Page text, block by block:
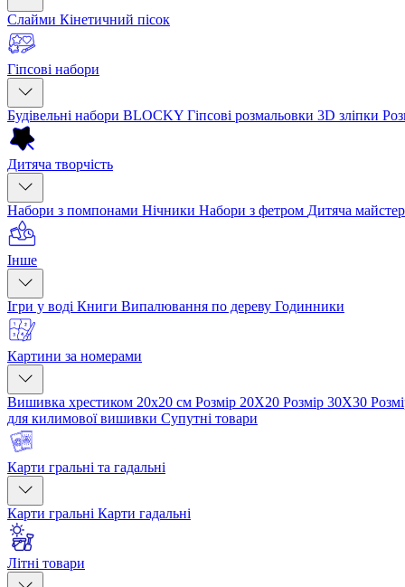
Слайми Кінетичний пісок
Гіпсові набори
Будівельні набори BLOCKY Гіпсові розмальовки 3D зліпки
Дитяча творчість
Набори з помпонами Нічники Набори з фетром Дитяча
Інше
Ігри у воді Книги Випалювання по дереву Годинники
Картини за номерами
Вишивка хрестиком 20х20 см Розмір 20Х20 Розмір 30Х30
для килимової вишивки Супутні товари
Карти гральні та гадальні
Карти гральні Карти гадальні
Літні товари